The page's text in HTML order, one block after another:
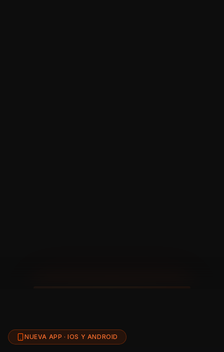
NUEVA APP · IOS Y ANDROID